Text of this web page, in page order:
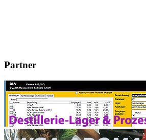
Partner